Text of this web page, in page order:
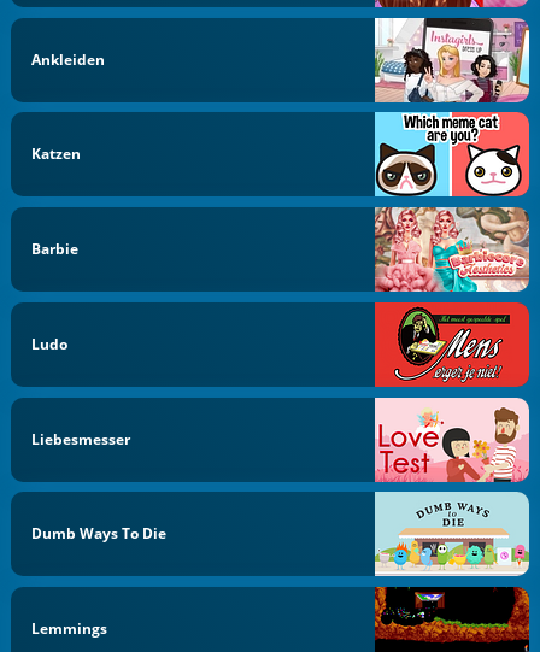
Ankleiden
Katzen
Barbie
Ludo
Liebesmesser
Dumb Ways To Die
Lemmings